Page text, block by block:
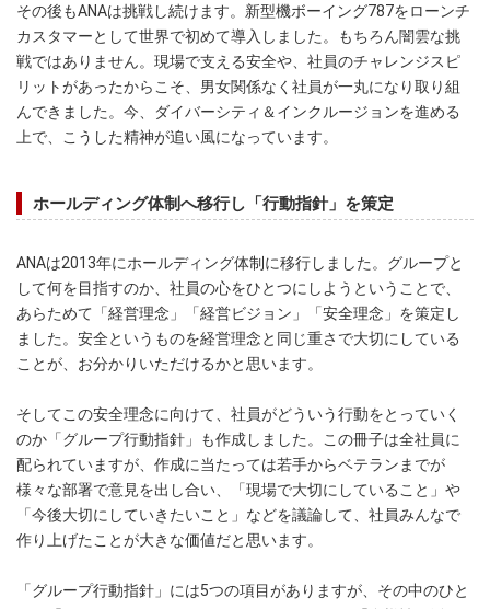
その後もANAは挑戦し続けます。新型機ボーイング787をローンチ
カスタマーとして世界で初めて導入しました。もちろん闇雲な挑
戦ではありません。現場で支える安全や、社員のチャレンジスピ
リットがあったからこそ、男女関係なく社員が一丸になり取り組
んできました。今、ダイバーシティ＆インクルージョンを進める
上で、こうした精神が追い風になっています。
ホールディング体制へ移行し「行動指針」を策定
ANAは2013年にホールディング体制に移行しました。グループと
して何を目指すのか、社員の心をひとつにしようということで、
あらためて「経営理念」「経営ビジョン」「安全理念」を策定し
ました。安全というものを経営理念と同じ重さで大切にしている
ことが、お分かりいただけるかと思います。
そしてこの安全理念に向けて、社員がどういう行動をとっていく
のか「グループ行動指針」も作成しました。この冊子は全社員に
配られていますが、作成に当たっては若手からベテランまでが
様々な部署で意見を出し合い、「現場で大切にしていること」や
「今後大切にしていきたいこと」などを議論して、社員みんなで
作り上げたことが大きな価値だと思います。
「グループ行動指針」には5つの項目がありますが、その中のひと